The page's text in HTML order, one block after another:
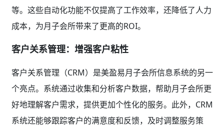
等。这些自动化功能不仅提高了工作效率，还降低了人力
成本，为月子会所带来了更高的ROI。
客户关系管理：增强客户粘性
客户关系管理（CRM）是美盈易月子会所信息系统的另一
个亮点。系统通过收集和分析客户数据，帮助月子会所更
好地理解客户需求，提供更加个性化的服务。此外，CRM
系统还能够跟踪客户的满意度和反馈，及时调整服务策